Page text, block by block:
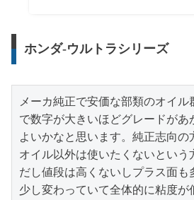
ホンダ-ウルトラシリーズ
メーカ純正で安価な部類のオイ
で数字が大きいほどグレードがあ
よいかなと思います。純正志向の
オイル以外は使いたくないという
だし値段は高くないしプラス面も
少し変わっていて全体的に粘度が